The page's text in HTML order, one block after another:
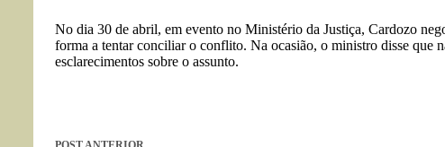
No dia 30 de abril, em evento no Ministério da Justiça, Cardozo
forma a tentar conciliar o conflito. Na ocasião, o ministro disse que
esclarecimentos sobre o assunto.